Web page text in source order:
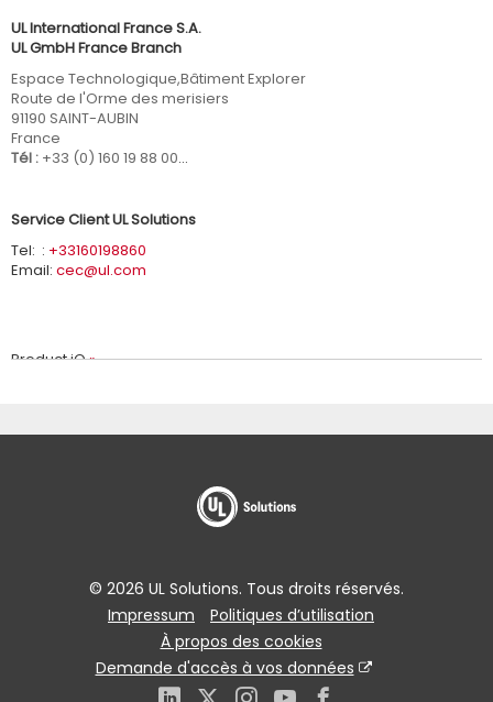
Inspection
Vérification
UL International France S.A.
UL GmbH France Branch
Espace Technologique,Bâtiment Explorer
Route de I'Orme des merisiers
91190 SAINT-AUBIN
France
Tél : +33 (0) 160 19 88 00
Service Client UL Solutions
Tel: : +33160198860
Email: cec@ul.com
Product iQ
Lignes Directrices: Présenter la Marque UL dans vos Campagnes
UL Catalogue of Standards
À propos de UL Solutions
Autres localisations
© 2026 UL Solutions. Tous droits réservés.
Impressum
Politiques d’utilisation
À propos des cookies
Demande d'accès à vos données